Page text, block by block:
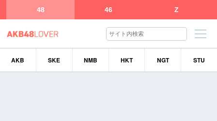
48 46 Z
AKB SKE NMB HKT NGT STU